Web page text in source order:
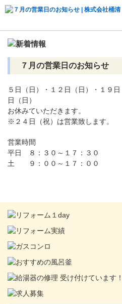
７月の営業日のお知らせ
５日（日）・１２日（日）・１９
日（日）
お休みていただきます。
※２４日（祝）は営業致します。
営業時間
平日 ８：３０～１７：３０
土 ９：００～１７：００